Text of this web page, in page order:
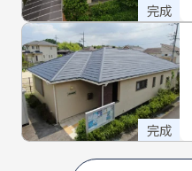
完成
完成